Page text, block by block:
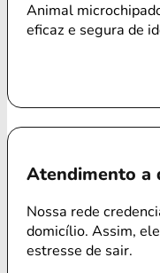
Animal
eficaz e segura de
Atendimento a
Nossa rede
domicílio. Assim,
estresse de sair.